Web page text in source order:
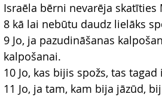
Israēla bērni nevarēja skatīties
8 kā lai nebūtu daudz lielāks
9 Jo, ja pazudināšanas
kalpošanai.
10 Jo, kas bijis spožs, tas
11 Jo, ja tam, kam bija jāzūd,